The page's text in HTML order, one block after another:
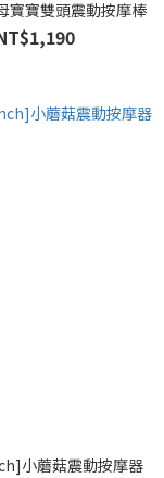
寶寶雙頭震動按摩棒
小蘑菇震動按摩器